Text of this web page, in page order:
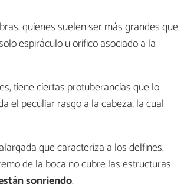
quienes suelen ser más grandes que
espiráculo u orifico asociado a la
tiene ciertas protuberancias que lo
el peculiar rasgo a la cabeza, la cual
que caracteriza a los delfines.
de la boca no cubre las estructuras
sonriendo.